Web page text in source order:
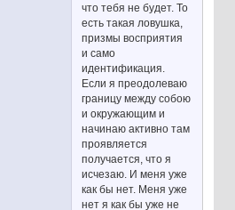
что тебя не будет. То
есть такая ловушка,
призмы восприятия
и само
идентификация.
Если я преодолеваю
границу между собою
и окружающим и
начинаю активно там
проявляется
получается, что я
исчезаю. И меня уже
как бы нет. Меня уже
нет я как бы уже не